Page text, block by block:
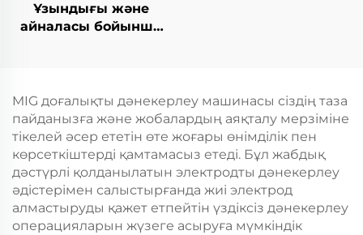
Ұзындығы және
айналасы бойынша
MIG доғалықты дәнекерлеу машинасы сіздің таза
пайданызға және жобалардың аяқталу мерзіміне
тікелей әсер ететін өте жоғары өнімділік пен
көрсеткіштерді қамтамасыз етеді. Бұл жабдық
дәстүрлі қолданылатын электродты дәнекерлеу
әдістерімен салыстырғанда жиі электрод
алмастыруды қажет етпейтін үздіксіз дәнекерлеу
операцияларын жүзеге асыруға мүмкіндік